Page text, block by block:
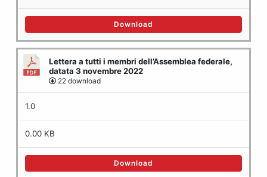
Download
Lettera a tutti i membri dell’Assemblea federale,
datata 3 novembre 2022
22 download
1.0
0.00 KB
Download